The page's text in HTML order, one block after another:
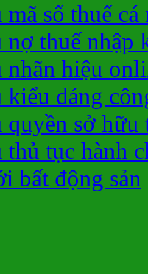
số thuế cá
nợ thuế nhập
nhãn hiệu
kiểu dáng
quyền sở hữu
thủ tục hành
bất động sản